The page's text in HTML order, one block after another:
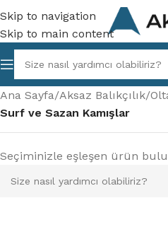
Skip to navigation
Skip to main content
Ana Sayfa/Aksaz Balıkçılık/
Surf ve Sazan Kamışlar
Seçiminizle eşleşen ürün